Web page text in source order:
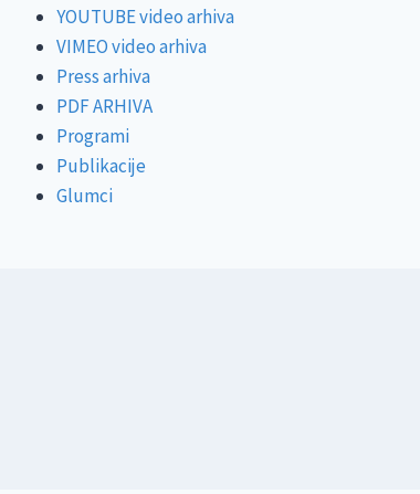
YOUTUBE video arhiva
VIMEO video arhiva
Press arhiva
PDF ARHIVA
Programi
Publikacije
Glumci